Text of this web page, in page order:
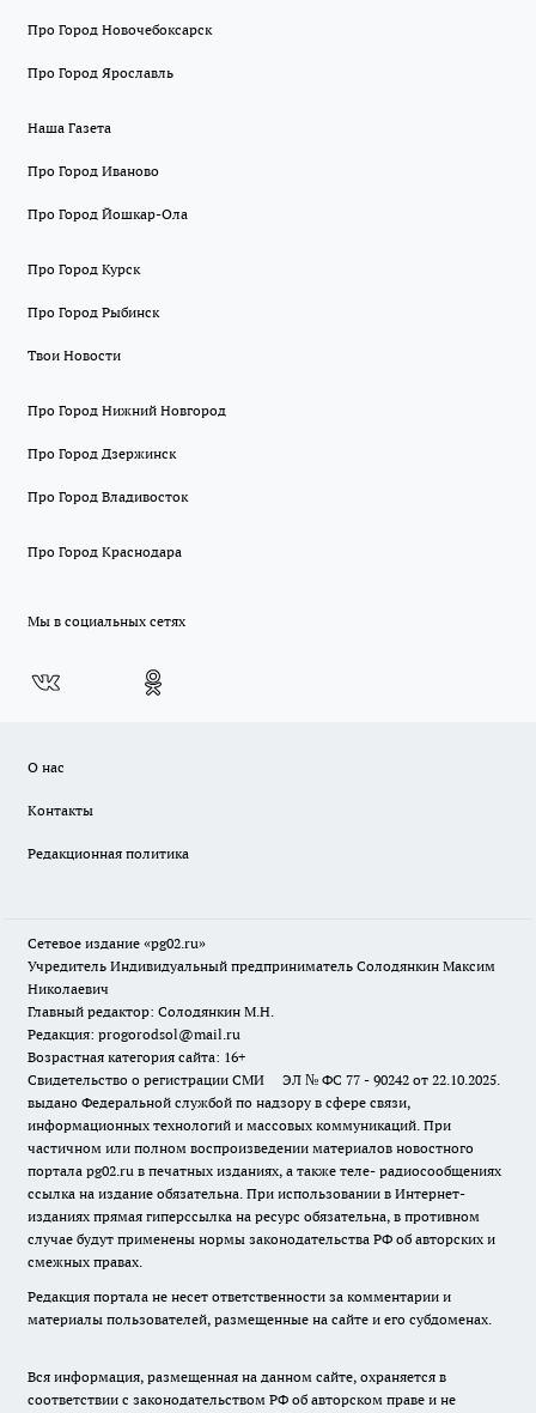
Про Город Новочебоксарск
Про Город Ярославль
Наша Газета
Про Город Иваново
Про Город Йошкар-Ола
Про Город Курск
Про Город Рыбинск
Твои Новости
Про Город Нижний Новгород
Про Город Дзержинск
Про Город Владивосток
Про Город Краснодара
Мы в социальных сетях
О нас
Контакты
Редакционная политика
Сетевое издание «pg02.ru»
Учредитель Индивидуальный предприниматель Солодянкин Максим
Николаевич
Главный редактор: Солодянкин М.Н.
Редакция: progorodsol@mail.ru
Возрастная категория сайта: 16+
Свидетельство о регистрации СМИ ЭЛ № ФС 77 - 90242 от 22.10.2025.
выдано Федеральной службой по надзору в сфере связи,
информационных технологий и массовых коммуникаций. При
частичном или полном воспроизведении материалов новостного
портала pg02.ru в печатных изданиях, а также теле- радиосообщениях
ссылка на издание обязательна. При использовании в Интернет-
изданиях прямая гиперссылка на ресурс обязательна, в противном
случае будут применены нормы законодательства РФ об авторских и
смежных правах.
Редакция портала не несет ответственности за комментарии и
материалы пользователей, размещенные на сайте и его субдоменах.
Вся информация, размещенная на данном сайте, охраняется в
соответствии с законодательством РФ об авторском праве и не